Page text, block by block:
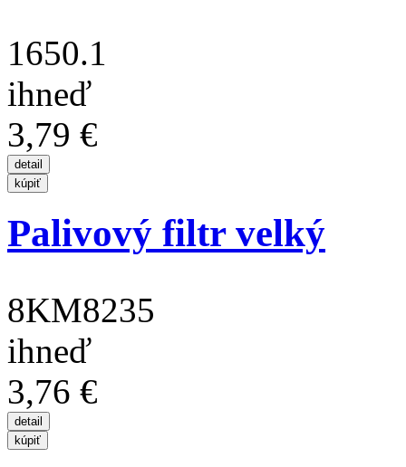
1650.1
ihneď
3,79 €
Palivový filtr velký
8KM8235
ihneď
3,76 €